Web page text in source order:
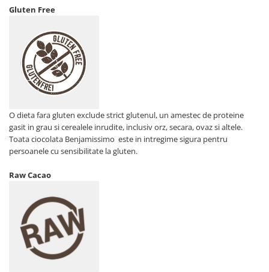
Gluten Free
O dieta fara gluten exclude strict glutenul, un amestec de proteine
gasit in grau si cerealele inrudite, inclusiv orz, secara, ovaz si altele.
Toata ciocolata Benjamissimo este in intregime sigura pentru
persoanele cu sensibilitate la gluten.
Raw Cacao